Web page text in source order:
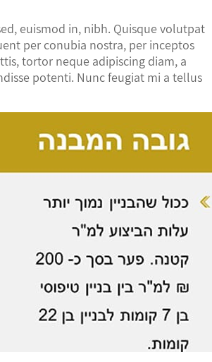
euismod in, nibh. Quisque volutpat
per conubia nostra, per inceptos
tortor neque adipiscing diam, a
potenti. Nunc feugiat mi a tellus